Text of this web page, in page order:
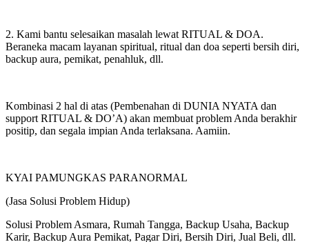
2. Kami bantu selesaikan masalah lewat RITUAL & DOA.
Beraneka macam layanan spiritual, ritual dan doa seperti bersih diri,
backup aura, pemikat, penahluk, dll.
Kombinasi 2 hal di atas (Pembenahan di DUNIA NYATA dan
support RITUAL & DO’A) akan membuat problem Anda berakhir
positip, dan segala impian Anda terlaksana. Aamiin.
KYAI PAMUNGKAS PARANORMAL
(Jasa Solusi Problem Hidup)
Solusi Problem Asmara, Rumah Tangga, Backup Usaha, Backup
Karir, Backup Aura Pemikat, Pagar Diri, Bersih Diri, Jual Beli, dll.